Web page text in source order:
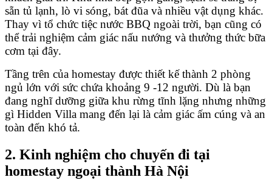
sẵn tủ lạnh, lò vi sóng, bát đũa và nhiều vật dụng khác.
Thay vì tổ chức tiệc nước BBQ ngoài trời, bạn cũng có
thể trải nghiệm cảm giác nấu nướng và thưởng thức bữa
cơm tại đây.
Tầng trên của homestay được thiết kế thành 2 phòng
ngủ lớn với sức chứa khoảng 9 -12 người. Dù là bạn
đang nghĩ dưỡng giữa khu rừng tĩnh lặng nhưng những
gì Hidden Villa mang đến lại là cảm giác ấm cúng và an
toàn đến khó tả.
2. Kinh nghiệm cho chuyến đi tại
homestay ngoại thành Hà Nội